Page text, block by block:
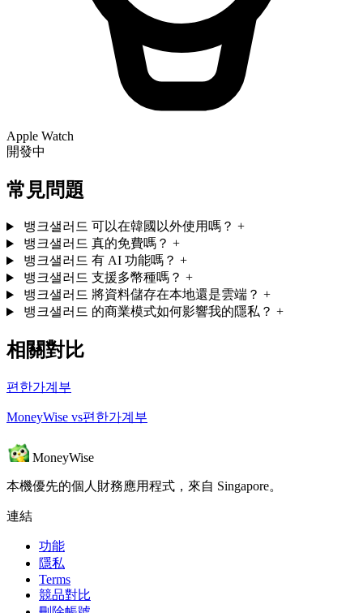
Apple Watch
開發中
常見問題
뱅크샐러드 可以在韓國以外使用嗎？ +
뱅크샐러드 真的免費嗎？ +
뱅크샐러드 有 AI 功能嗎？ +
뱅크샐러드 支援多幣種嗎？ +
뱅크샐러드 將資料儲存在本地還是雲端？ +
뱅크샐러드 的商業模式如何影響我的隱私？ +
相關對比
편한가계부
MoneyWise vs편한가계부
MoneyWise
本機優先的個人財務應用程式，來自 Singapore。
連結
功能
隱私
Terms
競品對比